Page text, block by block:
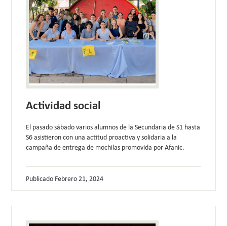
Actividad social
El pasado sábado varios alumnos de la Secundaria de S1 hasta
S6 asistieron con una actitud proactiva y solidaria a la
campaña de entrega de mochilas promovida por Afanic.
Publicado Febrero 21, 2024